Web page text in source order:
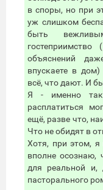
в споры, но при
уж слишком
быть
объяснений
впускаете в
всё, что дают. И
Я - именно
расплатиться
ещё, разве что,
Что не обидят в
Хотя, при этом, я
вполне
для реальной
пасторального